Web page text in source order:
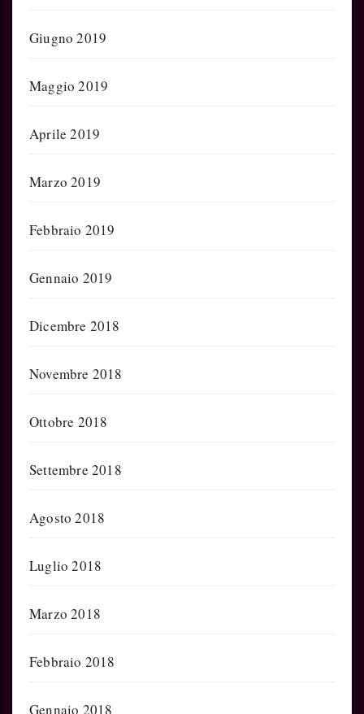
Giugno 2019
Maggio 2019
Aprile 2019
Marzo 2019
Febbraio 2019
Gennaio 2019
Dicembre 2018
Novembre 2018
Ottobre 2018
Settembre 2018
Agosto 2018
Luglio 2018
Marzo 2018
Febbraio 2018
Gennaio 2018